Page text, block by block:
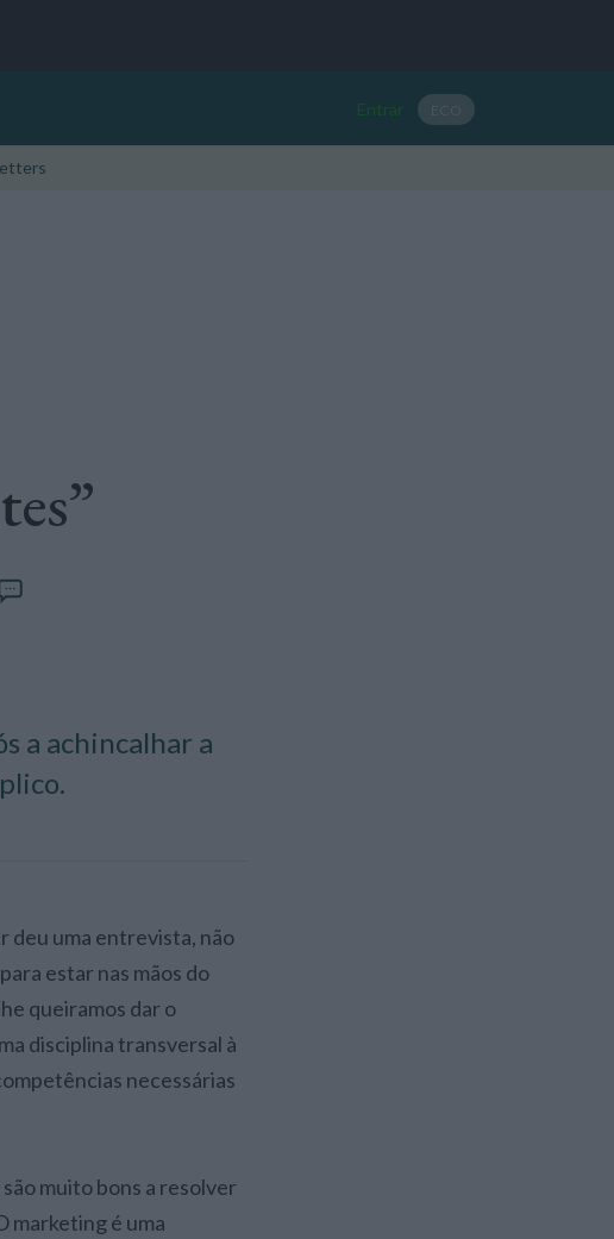
Entrar ECO
a achincalhar a
estar nas mãos do
queiramos dar o
disciplina transversal à
necessárias
muito bons a resolver
marketing é uma